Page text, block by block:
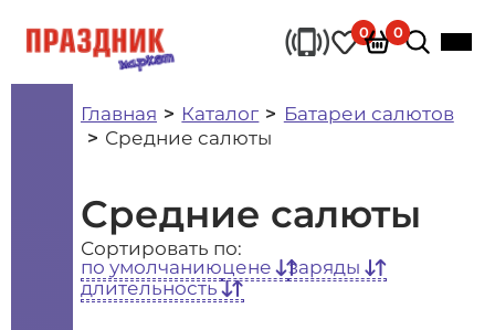
0 0
Главная Каталог
Батареи салютов
Средние салюты
Средние салюты
Сортировать по:
по умолчаниюцене
заряды
длительность